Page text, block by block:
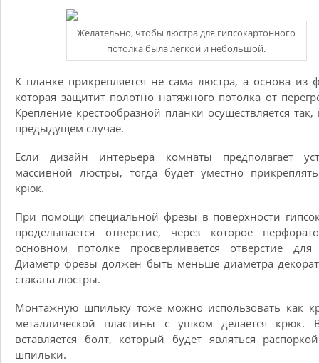
Желательно, чтобы люстра для гипсокартонного
потолка была легкой и небольшой.
К планке прикрепляется не сама люстра, а основа из
которая защитит полотно натяжного потолка от
Крепление крестообразной планки осуществляется
предыдущем случае.
Если дизайн интерьера комнаты предполагает
массивной люстры, тогда будет уместно
крюк.
При помощи специальной фрезы в поверхности
проделывается отверстие, через которое
основном потолке просверливается отверстие для
Диаметр фрезы должен быть меньше диаметра
стакана люстры.
Монтажную шпильку тоже можно использовать как
металлической пластины с ушком делается крюк.
вставляется болт, который будет являться
шпильки.